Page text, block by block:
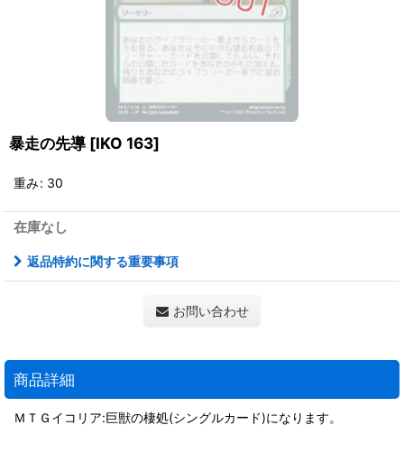
暴走の先導 [IKO 163]
重み: 30
在庫なし
返品特約に関する重要事項
お問い合わせ
商品詳細
ＭＴＧイコリア:巨獣の棲処(シングルカード)になります。